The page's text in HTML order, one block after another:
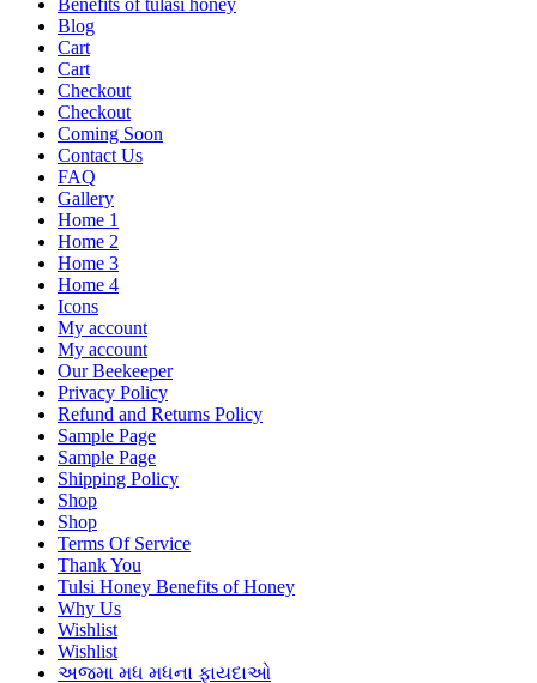
Blog
Cart
Cart
Checkout
Checkout
Coming Soon
Contact Us
FAQ
Gallery
Home 1
Home 2
Home 3
Home 4
Icons
My account
My account
Our Beekeeper
Privacy Policy
Refund and Returns Policy
Sample Page
Sample Page
Shipping Policy
Shop
Shop
Terms Of Service
Thank You
Tulsi Honey Benefits of Honey
Why Us
Wishlist
Wishlist
અજમા મધ મધના ફાયદાઓ